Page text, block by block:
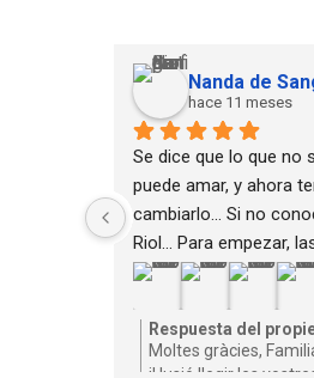
Nanda de
hace 11 meses
Se dice que lo que no
puede amar, y ahora
cambiarlo... Si no
Riol... Para empezar,
casa en Talarn son
las vistas! Además
grandes anfitriones.
Respuesta del
Moltes gràcies,
il·lusió llegir les